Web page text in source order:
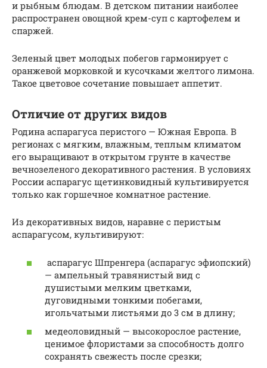
и рыбным блюдам. В детском питании наиболее
распространен овощной крем-суп с картофелем и
спаржей.
Зеленый цвет молодых побегов гармонирует с
оранжевой морковкой и кусочками желтого лимона.
Такое цветовое сочетание повышает аппетит.
Отличие от других видов
Родина аспарагуса перистого — Южная Европа. В
регионах с мягким, влажным, теплым климатом
его выращивают в открытом грунте в качестве
вечнозеленого декоративного растения. В условиях
России аспарагус щетинковидный культивируется
только как горшечное комнатное растение.
Из декоративных видов, наравне с перистым
аспарагусом, культивируют:
аспарагус Шпренгера (аспарагус эфиопский)
— ампельный травянистый вид с
душистыми мелким цветками,
дуговидными тонкими побегами,
игольчатыми листьями до 3 см в длину;
медеоловидный — высокорослое растение,
ценимое флористами за способность долго
сохранять свежесть после срезки;